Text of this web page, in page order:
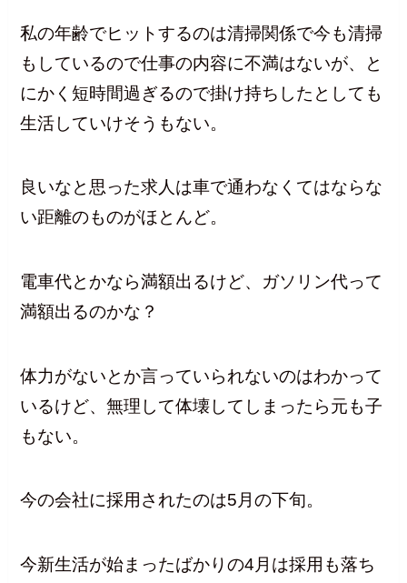
私の年齢でヒットするのは清掃関係で今も清掃
もしているので仕事の内容に不満はないが、と
にかく短時間過ぎるので掛け持ちしたとしても
生活していけそうもない。
良いなと思った求人は車で通わなくてはならな
い距離のものがほとんど。
電車代とかなら満額出るけど、ガソリン代って
満額出るのかな？
体力がないとか言っていられないのはわかって
いるけど、無理して体壊してしまったら元も子
もない。
今の会社に採用されたのは5月の下旬。
今新生活が始まったばかりの4月は採用も落ち